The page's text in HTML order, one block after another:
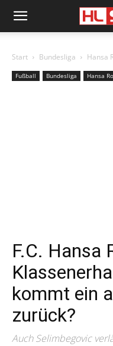
Start Bundesliga Hansa
Fußball Bundesliga Hansa
F.C. Hansa
kommt ein
zurück?
Auch Selimbegovic